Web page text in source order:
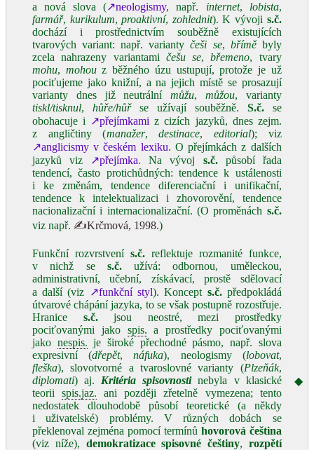
a nová slova (↗neologismy, např. internet, lobista,
farmář, kurikulum,proaktivní, zohlednit). K vývoji s.č.
dochází i prostřednictvím souběžně existujících
tvarových variant: např. variantyčeši se, bříměbyly
zcela nahrazeny variantami češu se,břemeno, tvary
mohu, mohouz běžného úzu ustupují, protože je už
pociťujeme jako knižní, a na jejich místě se prosazují
varianty dnes již neutrálnímůžu, můžou, varianty
tiskl/tisknul, hůře/hůřse užívají souběžně. S.č.se
obohacuje i ↗přejímkami z cizích jazyků, dnes zejm.
z angličtiny (manažer,destinace, editorial); viz
↗anglicismy v českém lexiku. O přejímkách z dalších
jazyků viz
↗přejímka. Na vývoj s.č.působí řada
tendencí, často protichůdných: tendence k ustálenosti
i ke změnám, tendence diferenciační i unifikační,
tendence k intelektualizaci i zhovorovění, tendence
nacionalizační i internacionalizační. (O proměnách s.č.
viz např. ✍Krčmová, 1998.)
Funkční rozvrstvení s.č.reflektuje rozmanité funkce,
v nichž se s.č.užívá: odbornou, uměleckou,
administrativní, učební, získávací, prostě sdělovací
a další (viz ↗funkční styl). Koncept s.č.předpokládá
útvarové chápání jazyka, to se však postupně rozostřuje.
Hranice s.č.jsou neostré, mezi prostředky
pociťovanými jako spis. a prostředky pociťovanými
jako nespis. je široké přechodné pásmo, např. slova
expresivní (dřepět,náfuka), neologismy (lobovat,
fleška), slovotvorné a tvaroslovné varianty (Plzeňák,
diplomati) aj. Kritéria spisovnostinebyla v klasické
teoriispis.jaz. ani později zřetelně vymezena; tento
nedostatek dlouhodobě působí teoretické (a někdy
i uživatelské) problémy. V různých dobách se
překlenoval zejména pomocí termínů hovorová čeština
(viz níže), demokratizace spisovné češtiny, rozpětí
◆